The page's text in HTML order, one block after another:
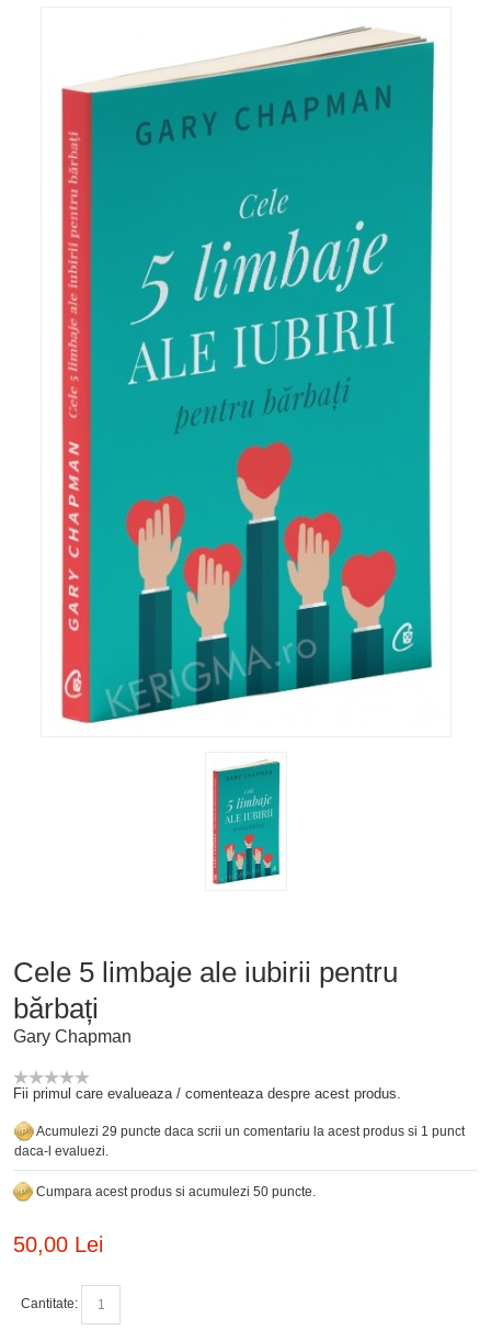
Cele 5 limbaje ale iubirii pentru
bărbați
Gary Chapman
Fii primul care evalueaza / comenteaza despre acest produs.
Acumulezi 29 puncte daca scrii un comentariu la acest produs si 1 punct
daca-l evaluezi.
Cumpara acest produs si acumulezi 50 puncte.
50,00 Lei
Cantitate: